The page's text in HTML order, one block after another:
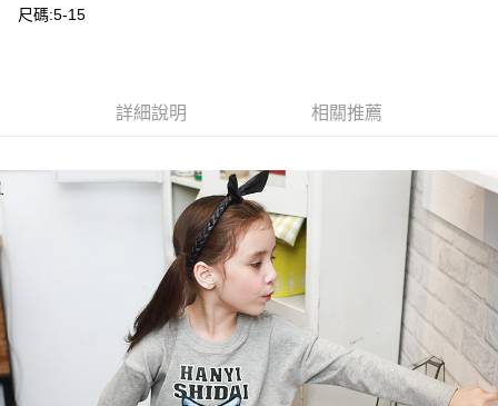
每筆NT$80，滿NT$2,000(含以上)免運費
每筆NT$80，滿NT$2,000(含以上)免運費
每筆NT$80，滿NT$2,000(含以上)免運費
每筆NT$80，滿NT$2,000(含以上)免運費
每筆NT$80，滿NT$2,000(含以上)免運費
尺碼:5-15
詳細說明 相關推薦